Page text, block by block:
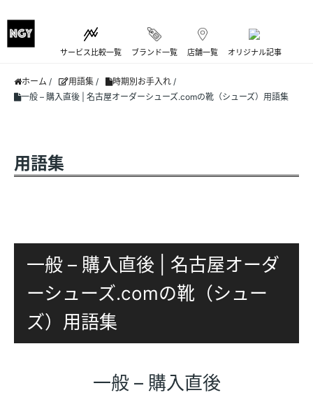
サービス比較一覧 ブランド一覧 店舗一覧 オリジナル記事
ホーム / 用語集 / 時期別お手入れ /
一般 – 購入直後 | 名古屋オーダーシューズ.comの靴（シューズ）用語集
用語集
一般 – 購入直後 | 名古屋オーダ
ーシューズ.comの靴（シュー
ズ）用語集
一般 – 購入直後